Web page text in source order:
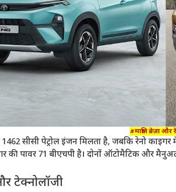
#मारुति ब्रेज़ा और
में 1462 सीसी पेट्रोल इंजन मिलता है, जबकि रेनो
की पावर 71 बीएचपी है। दोनों ऑटोमैटिक और
टेक्नोलॉजी